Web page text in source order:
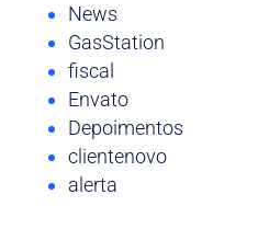
News
GasStation
fiscal
Envato
Depoimentos
clientenovo
alerta